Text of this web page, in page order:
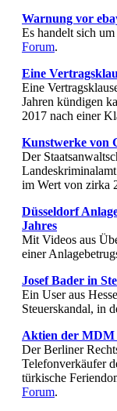
Warnung vor
Es handelt sich
Forum.
Eine
Eine
Jahren kündigen
2017 nach einer
Kunstwerke von
Der
im Wert von zirka
Düsseldorf
Jahres
Mit Videos aus
einer
Josef Bader in
Ein User aus
Steuerskandal, in
Aktien der MDM
Der Berliner
Telefonverkäufer
türkische
Forum.